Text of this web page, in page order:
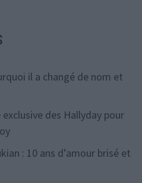
il a changé de nom et
des Hallyday pour
: 10 ans d’amour brisé et